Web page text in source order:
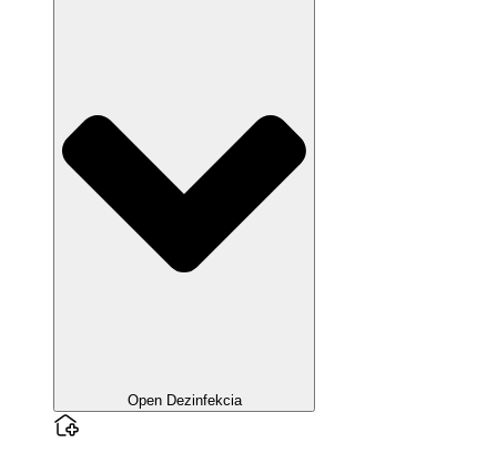
Open Dezinfekcia